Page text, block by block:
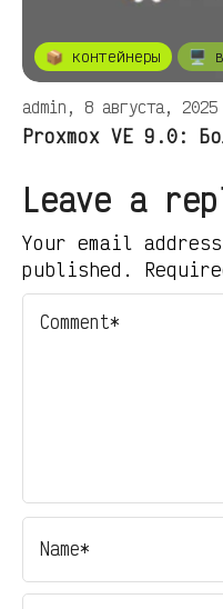
📦 контейнеры 🖥️
admin, 8 августа, 2025
Proxmox VE 9.0:
Leave a
Your email
published.